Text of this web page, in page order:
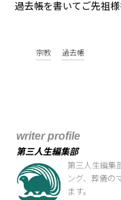
過去帳を書いてご先祖
宗教 過去帳
writer profile
第三人生編集部
第三人生編集
ング、葬儀の
ます。